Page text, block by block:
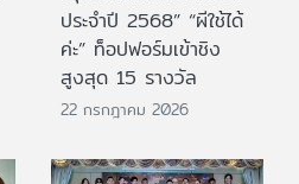
ประจำปี 2568” “ผีใช้ได้
ค่ะ” ท็อปฟอร์มเข้าชิง
สูงสุด 15 รางวัล
22 กรกฎาคม 2026